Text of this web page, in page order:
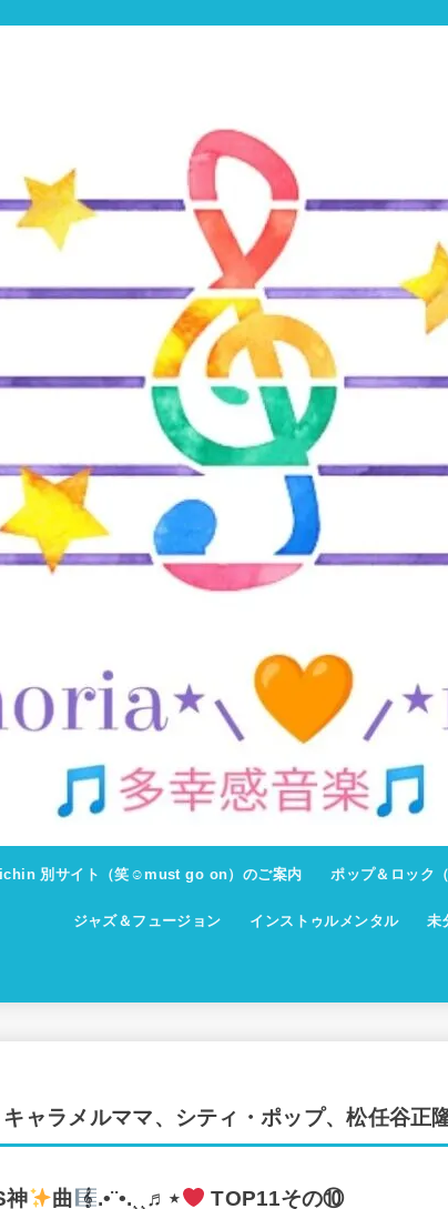
別サイト（笑☺must go on）のご案内 ポップ＆ロック（
ジャズ＆フュージョン インストゥルメンタル 未
ャラメルママ、シティ・ポップ、松任谷正
神 曲 .•¨•.¸¸♬⋆ TOP11その⑩